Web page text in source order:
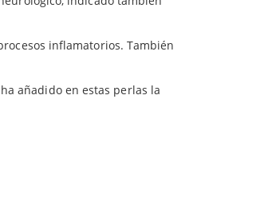
inflamatorios. También
añadido en estas perlas la